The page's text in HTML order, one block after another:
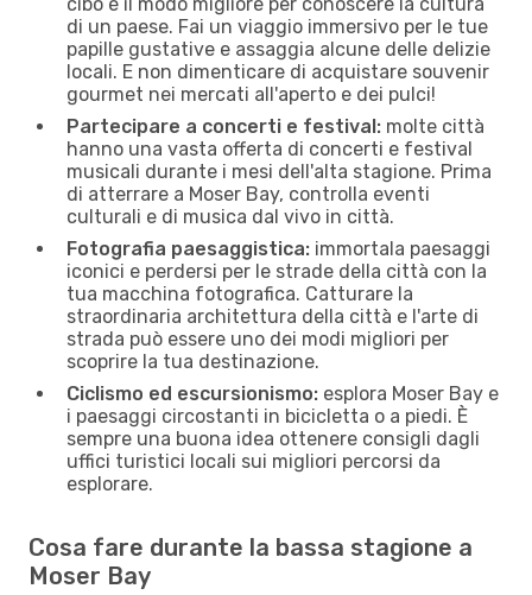
di un paese. Fai un viaggio immersivo per le tue
papille gustative e assaggia alcune delle delizie
locali. E non dimenticare di acquistare souvenir
gourmet nei mercati all'aperto e dei pulci!
Partecipare a concerti e festival: molte città
hanno una vasta offerta di concerti e festival
musicali durante i mesi dell'alta stagione. Prima
di atterrare a Moser Bay, controlla eventi
culturali e di musica dal vivo in città.
Fotografia paesaggistica: immortala paesaggi
iconici e perdersi per le strade della città con la
tua macchina fotografica. Catturare la
straordinaria architettura della città e l'arte di
strada può essere uno dei modi migliori per
scoprire la tua destinazione.
Ciclismo ed escursionismo: esplora Moser Bay e
i paesaggi circostanti in bicicletta o a piedi. È
sempre una buona idea ottenere consigli dagli
uffici turistici locali sui migliori percorsi da
esplorare.
Cosa fare durante la bassa stagione a
Moser Bay